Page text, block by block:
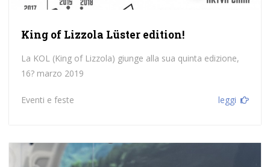
King of Lizzola Lüster edition!
La KOL (King of Lizzola) giunge alla sua quinta edizione,
16? marzo 2019
Eventi e feste leggi